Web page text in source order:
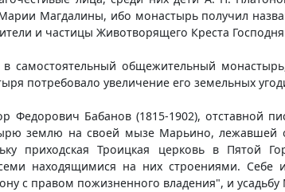
Магдалины, ибо монастырь получил
и частицы Животворящего Креста
самостоятельный общежительный
потребовало увеличение его земельных
Бабанов (1815-1902), отставной
землю на своей мызе Марьино, лежавшей
приходская Троицкая церковь в Пятой
находящимися на них строениями. Себе
с правом пожизненного владения", и